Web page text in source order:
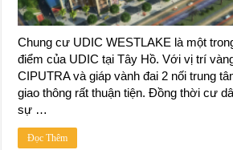
Chung cư UDIC WESTLAKE là một
điểm của UDIC tại Tây Hồ. Với vị trí
CIPUTRA và giáp vành đai 2 nối trung
giao thông rất thuận tiện. Đồng thời cư
sự …
Đọc Thêm